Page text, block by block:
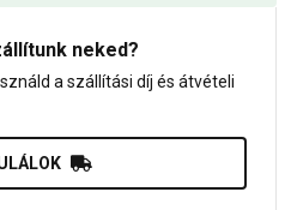
neked?
a szállítási díj és átvételi